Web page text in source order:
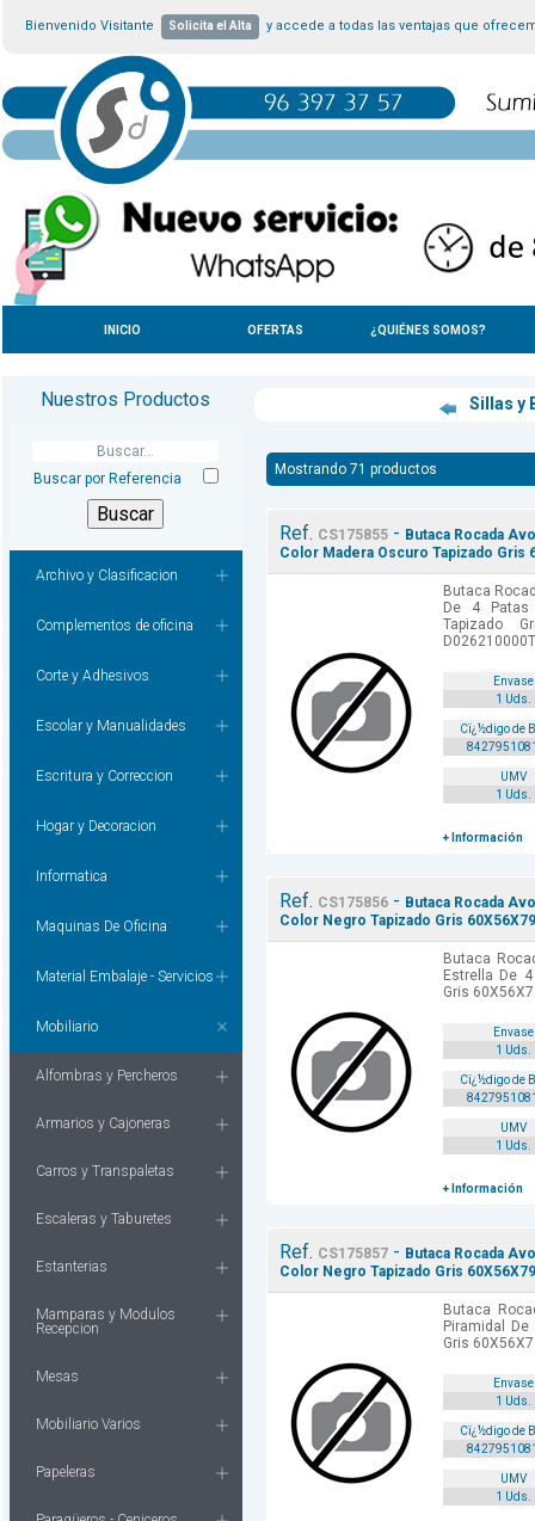
Bienvenido Visitante Solicita el Alta y accede a todas las ventajas que
INICIO OFERTAS ¿QUIÉNES SOMOS?
Nuestros Productos
Buscar por Referencia
Archivo y Clasificacion
Complementos de oficina
Corte y Adhesivos
Escolar y Manualidades
Escritura y Correccion
Hogar y Decoracion
Informatica
Maquinas De Oficina
Material Embalaje - Servicios
Mobiliario
Alfombras y Percheros
Armarios y Cajoneras
Carros y Transpaletas
Escaleras y Taburetes
Estanterias
Mamparas y Modulos
Recepcion
Mesas
Mobiliario Varios
Papeleras
Sillas y
Mostrando 71 productos
Ref. CS175855- Butaca Rocada
Color Madera Oscuro Tapizado Gris
Butaca
De 4 Patas
Tapizado
Envase
1 Uds.
Cï¿½digo de
UMV
1 Uds.
+ Información
Ref. CS175856- Butaca Rocada
Color Negro Tapizado Gris
Butaca
Estrella De
Gris
Envase
1 Uds.
Cï¿½digo de
UMV
1 Uds.
+ Información
Ref. CS175857- Butaca Rocada
Color Negro Tapizado Gris
Butaca
Piramidal
Gris
Envase
1 Uds.
Cï¿½digo de
UMV
1 Uds.